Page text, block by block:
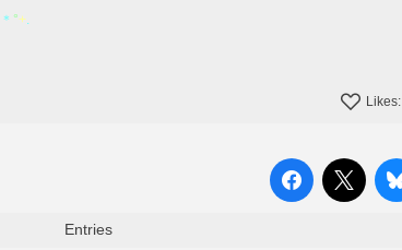
＊ °+.
Likes:
Entries